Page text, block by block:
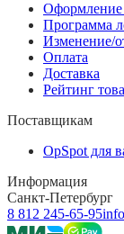
Оформление
Программа
Изменение/
Оплата
Доставка
Рейтинг
Поставщикам
OpSpot для
Информация
Санкт-Петербург
8 812 245-65-95